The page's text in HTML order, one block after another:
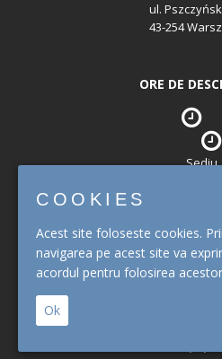
COOKIES
Acest site foloseste cookies.
navigarea pe acest site va
acordul pentru folosirea
Ok
ul.
43-254
ORE DE
Sediu
mon. - fri. :